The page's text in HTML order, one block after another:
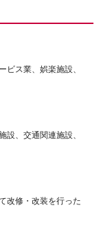
ビス業、娯楽施設、
設、交通関連施設、
改修・改装を行った